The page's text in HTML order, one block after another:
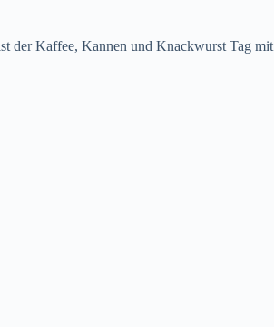
der Kaffee, Kannen und Knackwurst Tag mit